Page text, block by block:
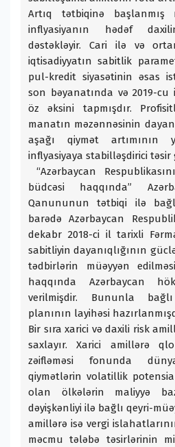
Artıq tətbiqinə başlanmış
inflyasiyanın hədəf
dəstəkləyir. Cari ilə və
iqtisadiyyatın sabitlik
pul-kredit siyasətinin əsas
son bəyanatında və 2019-
öz əksini tapmışdır.
manatın məzənnəsinin
aşağı qiymət artımının
inflyasiyaya stabilləşdirici təsir
“Azərbaycan
büdcəsi haqqında”
Qanununun tətbiqi ilə
barədə Azərbaycan
dekabr 2018-ci il tarixli
sabitliyin dayanıqlığının
tədbirlərin müəyyən
haqqında Azərbaycan
verilmişdir. Bununla
planının layihəsi
Bir sıra xarici və daxili risk
saxlayır. Xarici amillərə
zəifləməsi fonunda
qiymətlərin volatillik
olan ölkələrin maliyyə
dəyişkənliyi ilə bağlı qeyri-
amillərə isə vergi
məcmu tələbə təsirlərinin